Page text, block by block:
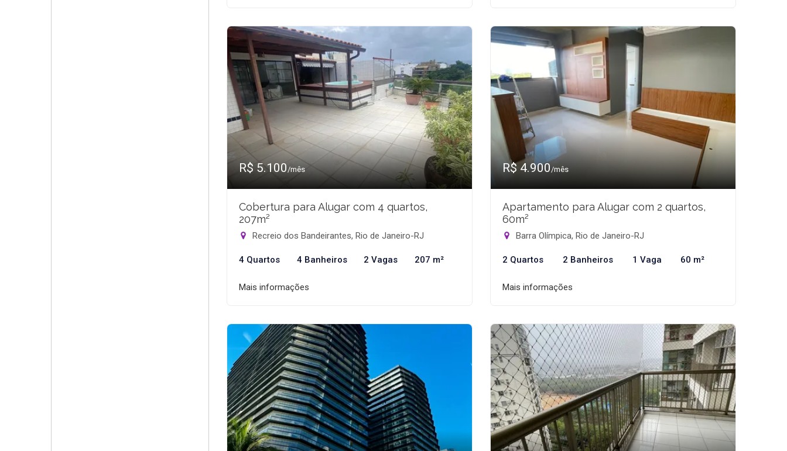
R$ 5.100/mês
Cobertura para Alugar com 4 quartos,
207m²
Recreio dos Bandeirantes, Rio de Janeiro-RJ
4 Quartos 4 Banheiros 2 Vagas 207 m²
Mais informações
R$ 4.900/mês
Apartamento para Alugar com 2 quartos,
60m²
Barra Olímpica, Rio de Janeiro-RJ
2 Quartos 2 Banheiros 1 Vaga 60 m²
Mais informações